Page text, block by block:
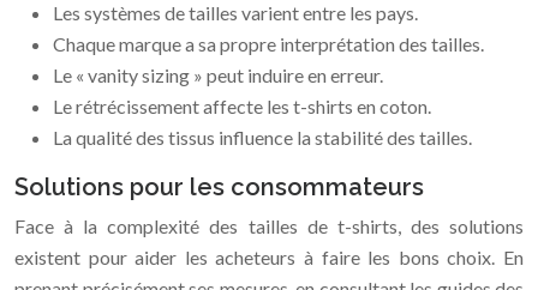
Les systèmes de tailles varient entre les pays.
Chaque marque a sa propre interprétation des tailles.
Le « vanity sizing » peut induire en erreur.
Le rétrécissement affecte les t-shirts en coton.
La qualité des tissus influence la stabilité des tailles.
Solutions pour les consommateurs
Face à la complexité des tailles de t-shirts, des solutions
existent pour aider les acheteurs à faire les bons choix. En